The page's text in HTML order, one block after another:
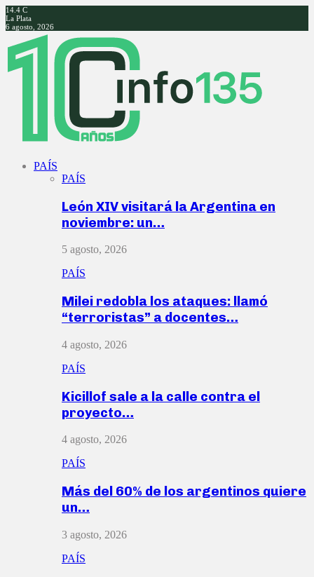
14.4 C
La Plata
6 agosto, 2026
Facebook
Twitter
Instagram
Youtube
PAÍS
PAÍS
León XIV visitará la Argentina en
noviembre: un…
5 agosto, 2026
PAÍS
Milei redobla los ataques: llamó
“terroristas” a docentes…
4 agosto, 2026
PAÍS
Kicillof sale a la calle contra el
proyecto…
4 agosto, 2026
PAÍS
Más del 60% de los argentinos quiere
un…
3 agosto, 2026
PAÍS